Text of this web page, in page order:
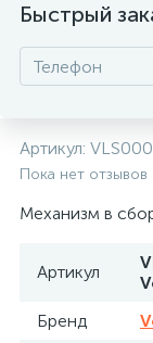
Быстрый
Артикул:
Пока нет отзывов
Механизм в
Артикул
Бренд